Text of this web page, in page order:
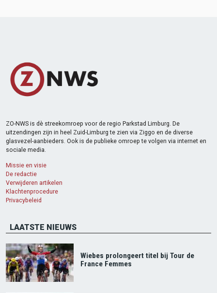
ZO-NWS is dè streekomroep voor de regio Parkstad Limburg. De
uitzendingen zijn in heel Zuid-Limburg te zien via Ziggo en de diverse
glasvezel-aanbieders. Ook is de publieke omroep te volgen via internet en
sociale media.
Missie en visie
De redactie
Verwijderen artikelen
Klachtenprocedure
Privacybeleid
LAATSTE NIEUWS
Wiebes prolongeert titel bij Tour de
France Femmes